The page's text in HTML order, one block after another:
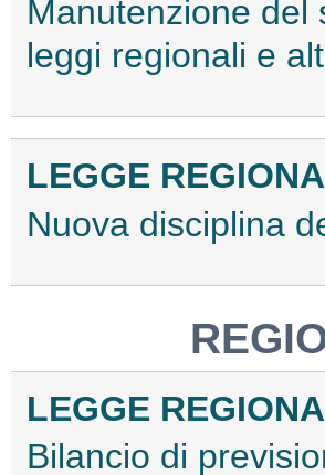
Manutenzione del
leggi regionali e
LEGGE
Nuova disciplina
LEGGE
Bilancio di